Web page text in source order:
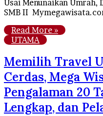
Usai Menunaikan Umrah,
SMB II
Read More »
UTAMA
Memilih Travel
Cerdas, Mega
Pengalaman 20
Lengkap, dan